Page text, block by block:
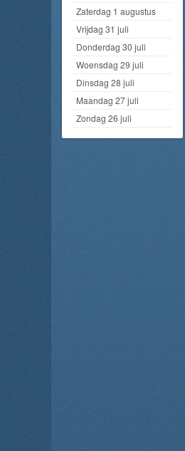
Zaterdag 1 augustus
Vrijdag 31 juli
Donderdag 30 juli
Woensdag 29 juli
Dinsdag 28 juli
Maandag 27 juli
Zondag 26 juli